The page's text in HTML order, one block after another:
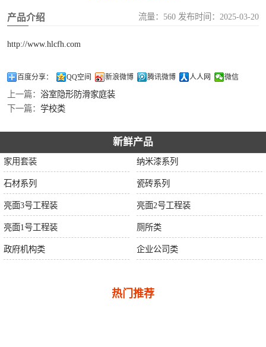
产品介绍 流量：560 发布时间：2025-03-20
http://www.hlcfh.com
百度分享： QQ空间 新浪微博 腾讯微博 人人网 微信
上一篇： 浴室隐形防滑家庭装
下一篇： 学校类
新鲜产品
家用套装 纳米漆系列
石材系列 瓷砖系列
亮面3号工程装 亮面2号工程装
亮面1号工程装 厕所类
政府机构类 企业公司类
热门推荐